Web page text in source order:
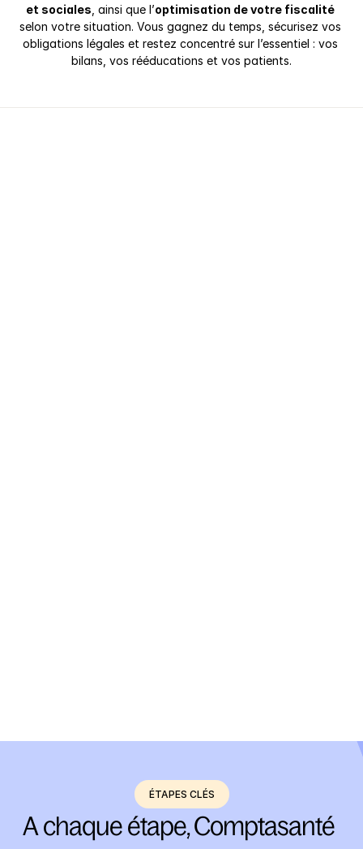
et sociales , ainsi que l’optimisation de votre fiscalité
selon votre situation. Vous gagnez du temps, sécurisez vos
obligations légales et restez concentré sur l’essentiel : vos
bilans, vos rééducations et vos patients.
ÉTAPES CLÉS
A chaque étape, Comptasanté